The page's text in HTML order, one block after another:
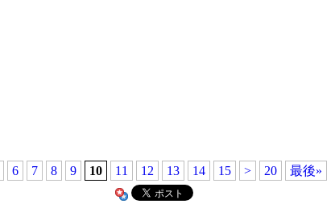
6 7 8 9 10 11 12 13 14 15 > 20 最後»